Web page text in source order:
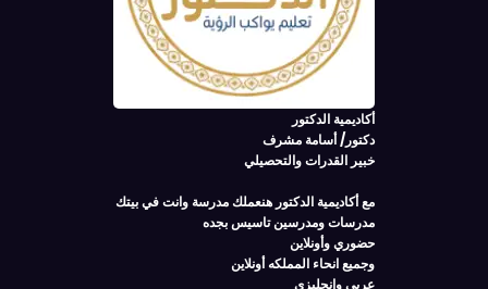
أكاديمية الدكتور
دكتور/ أسامة مشرف
خبير القدرات والتحصيلي
مع أكاديمية الدكتور هنعملك مدرسة وانت في بيتك
مدرسات ومدرسين تاسيس بجده
حضوري وأونلاين
وجميع انحاء المملكه أونلاين
عربي وانجليزي